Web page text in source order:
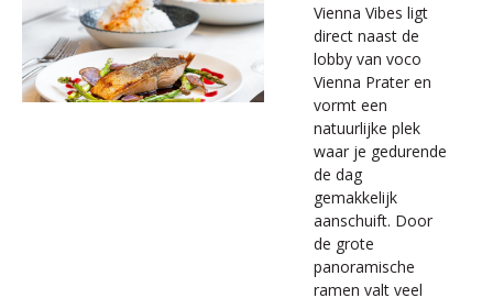
Vienna Vibes ligt
direct naast de
lobby van voco
Vienna Prater en
vormt een
natuurlijke plek
waar je gedurende
de dag
gemakkelijk
aanschuift. Door
de grote
panoramische
ramen valt veel